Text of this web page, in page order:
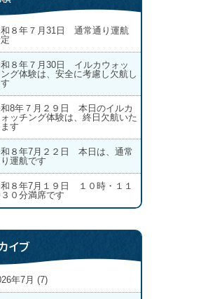
８年７月31日 通常通り運航
８年７月30日 イルカウォッ
グ体験は、安全に考慮し欠航し
8年７月２９日 本日のイルカ
ッチング体験は、終日欠航いた
す
８年7月２２日 本日は、通常
運航です
８年7月１９日 １０時・１１
０分満席です
イブ
年7月 (7)